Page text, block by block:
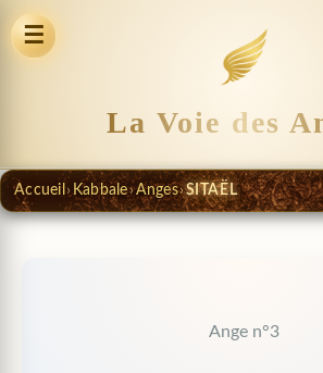
☰
La Voie des
Accueil › Kabbale›Anges›SITAËL
Ange n°3